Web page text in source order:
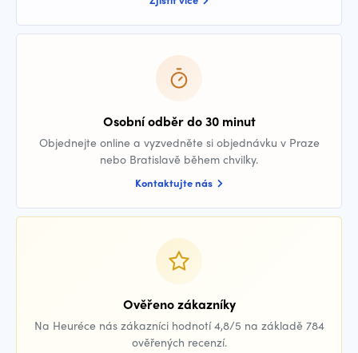
Osobní odběr do 30 minut
Objednejte online a vyzvedněte si objednávku v Praze
nebo Bratislavě během chvilky.
Kontaktujte nás
Ověřeno zákazníky
Na Heuréce nás zákazníci hodnotí 4,8/5 na základě 784
ověřených recenzí.